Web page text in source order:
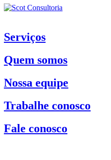
Serviços
Quem somos
Nossa equipe
Trabalhe conosco
Fale conosco